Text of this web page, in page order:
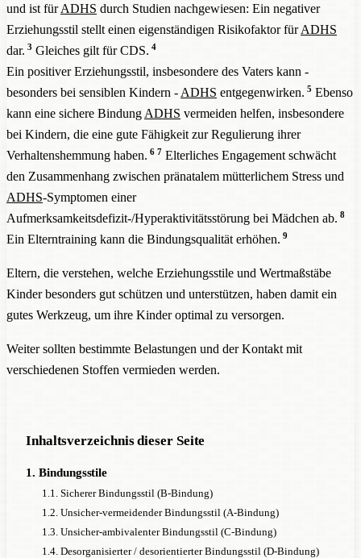
und ist fürADHS durch Studien nachgewiesen: Ein negativer
Erziehungsstil stellt einen eigenständigen Risikofaktor fürADHS
dar. 3 Gleiches gilt für CDS. 4
Ein positiver Erziehungsstil, insbesondere des Vaters kann -
besonders bei sensiblen Kindern - ADHS entgegenwirken. 5 Ebenso
kann eine sichere Bindung ADHS vermeiden helfen, insbesondere
bei Kindern, die eine gute Fähigkeit zur Regulierung ihrer
Verhaltenshemmung haben. 6 7 Elterliches Engagement schwächt
den Zusammenhang zwischen pränatalem mütterlichem Stress und
ADHS-Symptomen einer
Aufmerksamkeitsdefizit-/Hyperaktivitätsstörung bei Mädchen ab. 8
Ein Elterntraining kann die Bindungsqualität erhöhen. 9
Eltern, die verstehen, welche Erziehungsstile und Wertmaßstäbe
Kinder besonders gut schützen und unterstützen, haben damit ein
gutes Werkzeug, um ihre Kinder optimal zu versorgen.
Weiter sollten bestimmte Belastungen und der Kontakt mit
verschiedenen Stoffen vermieden werden.
Inhaltsverzeichnis dieser Seite
1. Bindungsstile
1.1. Sicherer Bindungsstil (B-Bindung)
1.2. Unsicher-vermeidender Bindungsstil (A-Bindung)
1.3. Unsicher-ambivalenter Bindungsstil (C-Bindung)
1.4. Desorganisierter / desorientierter Bindungsstil (D-Bindung)